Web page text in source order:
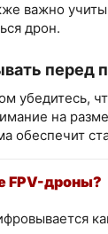
важно
дрон.
перед
убедитесь,
на
обеспечит
FPV-дроны?